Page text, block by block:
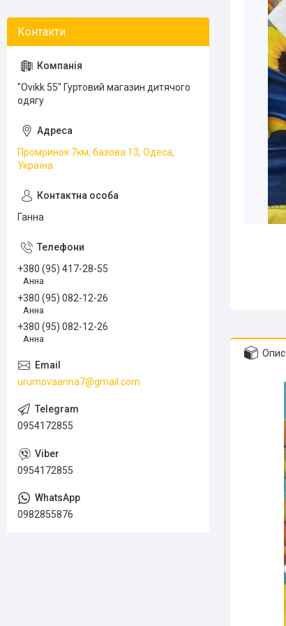
Опис
"Ovikk 55" Гуртовий магазин дитячого
одягу
Промринок 7км, базова 13, Одеса,
Україна
Ганна
+380 (95) 417-28-55
Анна
+380 (95) 082-12-26
Анна
+380 (95) 082-12-26
Анна
urumovaanna7@gmail.com
0954172855
0954172855
0982855876